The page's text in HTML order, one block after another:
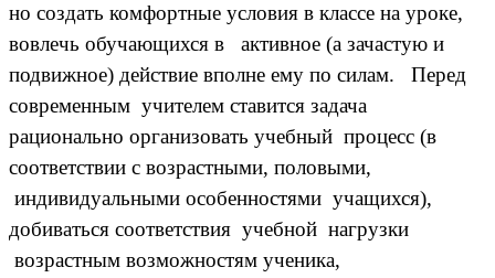
но создать комфортные условия в классе на уроке,
вовлечь обучающихся в активное (а зачастую и
подвижное) действие вполне ему по силам. Перед
современным учителем ставится задача
рационально организовать учебный процесс (в
соответствии с возрастными, половыми,
индивидуальными особенностями учащихся),
добиваться соответствия учебной нагрузки
возрастным возможностям ученика,